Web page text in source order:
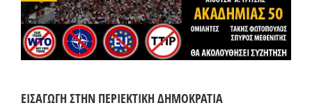
ΕΙΣΑΓΩΓΗ ΣΤΗΝ ΠΕΡΙΕΚΤΙΚΗ ΔΗΜΟΚΡΑΤΙΑ